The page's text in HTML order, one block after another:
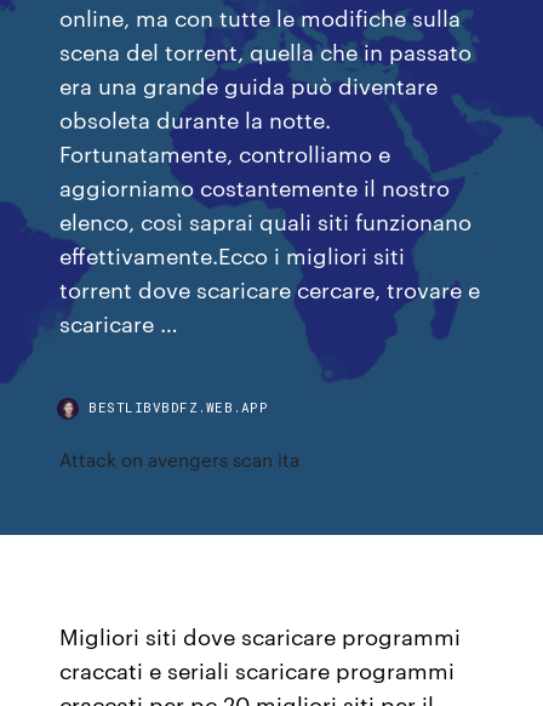
online, ma con tutte le modifiche sulla
scena del torrent, quella che in passato
era una grande guida può diventare
obsoleta durante la notte.
Fortunatamente, controlliamo e
aggiorniamo costantemente il nostro
elenco, così saprai quali siti funzionano
effettivamente.Ecco i migliori siti
torrent dove scaricare cercare, trovare e
scaricare …
BESTLIBVBDFZ.WEB.APP
Attack on avengers scan ita
Migliori siti dove scaricare programmi
craccati e seriali scaricare programmi